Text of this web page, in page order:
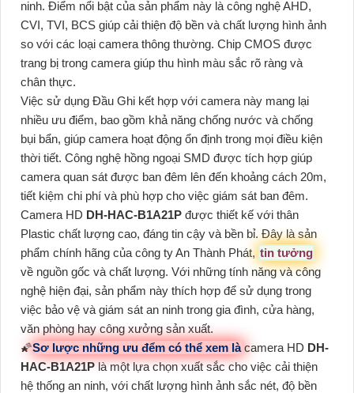
ninh. Điểm nổi bật của sản phẩm này là công nghệ AHD,
CVI, TVI, BCS giúp cải thiện độ bền và chất lượng hình ảnh
so với các loại camera thông thường. Chip CMOS được
trang bị trong camera giúp thu hình màu sắc rõ ràng và
chân thực.
Việc sử dụng Đầu Ghi kết hợp với camera này mang lại
nhiều ưu điểm, bao gồm khả năng chống nước và chống
bụi bẩn, giúp camera hoạt động ổn định trong mọi điều kiện
thời tiết. Công nghệ hồng ngoại SMD được tích hợp giúp
camera quan sát được ban đêm lên đến khoảng cách 20m,
tiết kiệm chi phí và phù hợp cho việc giám sát ban đêm.
Camera HD DH-HAC-B1A21P được thiết kế với thân
Plastic chất lượng cao, đáng tin cậy và bền bỉ. Đây là sản
phẩm chính hãng của công ty An Thành Phát, tin tưởng
về nguồn gốc và chất lượng. Với những tính năng và công
nghệ hiện đại, sản phẩm này thích hợp để sử dụng trong
việc bảo vệ và giám sát an ninh trong gia đình, cửa hàng,
văn phòng hay công xưởng sản xuất.
🌠Sơ lược những ưu đểm có thể xem làcamera HD DH-
HAC-B1A21Plà một lựa chọn xuất sắc cho việc cải thiện
hệ thống an ninh, với chất lượng hình ảnh sắc nét, độ bền